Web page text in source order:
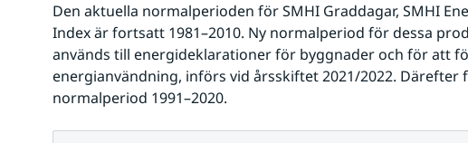
Den aktuella normalperioden för SMHI Graddagar, SMHI
Index är fortsatt 1981–2010. Ny normalperiod för dessa
används till energideklarationer för byggnader och för att
energianvändning, införs vid årsskiftet 2021/2022. Därefter
normalperiod 1991–2020.